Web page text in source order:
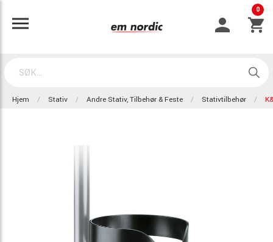
0
Hjem Stativ Andre Stativ, Tilbehør & Feste Stativtilbehør